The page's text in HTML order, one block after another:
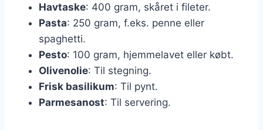
Havtaske: 400 gram, skåret i fileter.
Pasta: 250 gram, f.eks. penne eller
spaghetti.
Pesto: 100 gram, hjemmelavet eller købt.
Olivenolie: Til stegning.
Frisk basilikum: Til pynt.
Parmesanost: Til servering.